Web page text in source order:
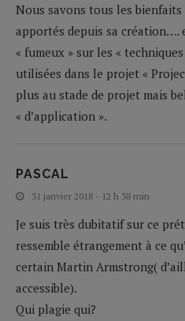
Nous savons tous les bienfaits
apportés depuis sa
« fumeux » sur les «
utilisées dans le projet «
plus au stade de projet mais
« d’application ».
PASCAL
31 janvier 2018 - 12 h 38 min
Je suis très dubitatif sur ce
ressemble étrangement à ce
certain Martin Armstrong(
accessible).
Qui plagie qui?